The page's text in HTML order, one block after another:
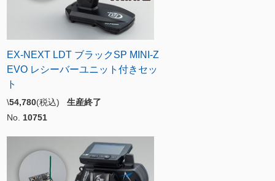
EX-NEXT LDT ブラックSP MINI-Z
EVO レシーバーユニット付きセッ
ト
\54,780(税込) 生産終了
No. 10751